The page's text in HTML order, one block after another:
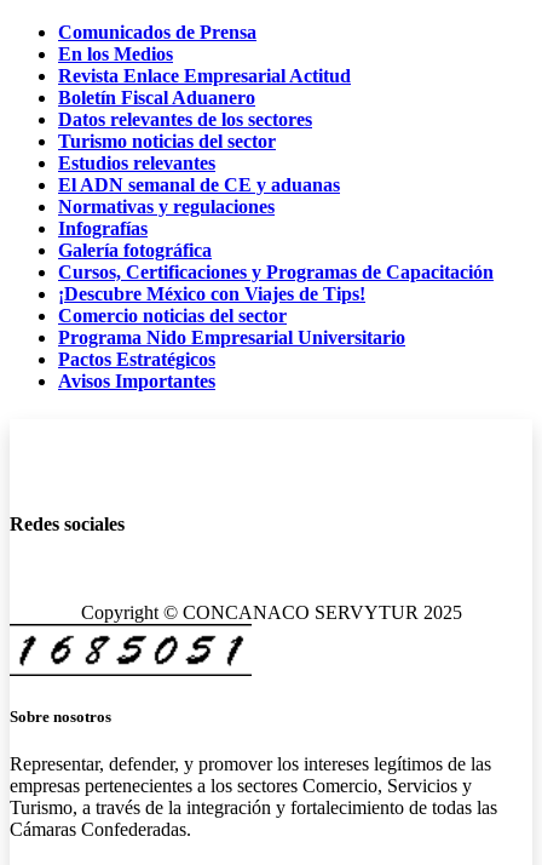
Comunicados de Prensa
En los Medios
Revista Enlace Empresarial Actitud
Boletín Fiscal Aduanero
Datos relevantes de los sectores
Turismo noticias del sector
Estudios relevantes
El ADN semanal de CE y aduanas
Normativas y regulaciones
Infografías
Galería fotográfica
Cursos, Certificaciones y Programas de Capacitación
¡Descubre México con Viajes de Tips!
Comercio noticias del sector
Programa Nido Empresarial Universitario
Pactos Estratégicos
Avisos Importantes
Redes sociales
Copyright © CONCANACO SERVYTUR 2025
Sobre nosotros
Representar, defender, y promover los intereses legítimos de las
empresas pertenecientes a los sectores Comercio, Servicios y
Turismo, a través de la integración y fortalecimiento de todas las
Cámaras Confederadas.